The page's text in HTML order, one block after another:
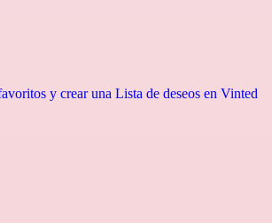
y crear una Lista de deseos en Vinted